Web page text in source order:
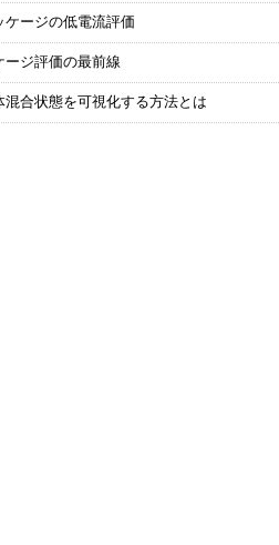
ージの低電流評価
ジ評価の最前線
合状態を可視化する方法とは